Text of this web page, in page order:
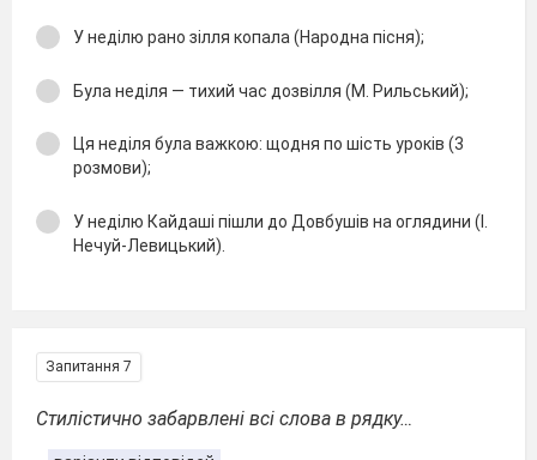
У неділю рано зілля копала (Народна пісня);
Була неділя — тихий час дозвілля (М. Рильський);
Ця неділя була важкою: щодня по шість уроків (3
розмови);
У неділю Кайдаші пішли до Довбушів на оглядини (І.
Нечуй-Левицький).
Запитання 7
Стилістично забарвлені всі слова в рядку…